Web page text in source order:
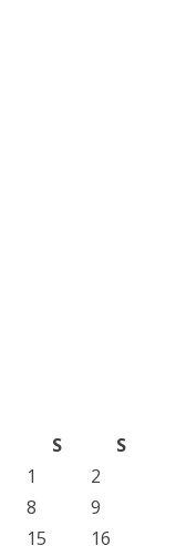
S
S
1
2
8
9
15 16